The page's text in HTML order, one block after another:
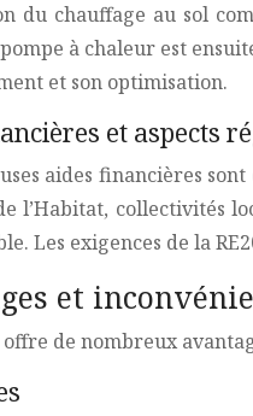
du chauffage au sol
à chaleur est
et son optimisation.
et aspects
aides financières
l’Habitat, collectivités
Les exigences de la
et
offre de nombreux